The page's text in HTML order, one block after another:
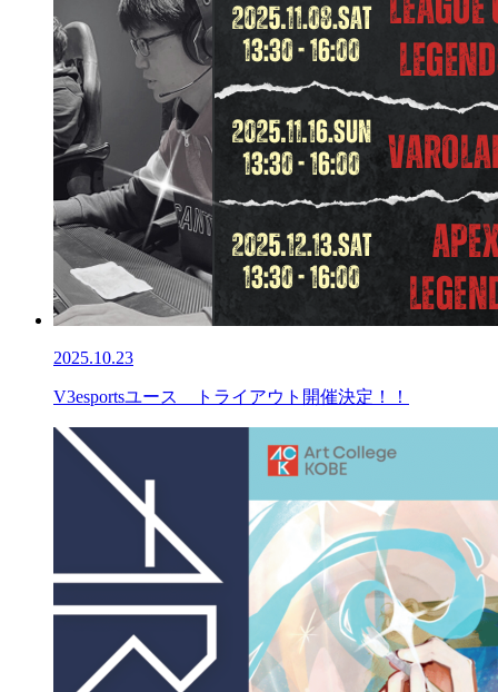
2025.10.23
V3esportsユース トライアウト開催決定！！